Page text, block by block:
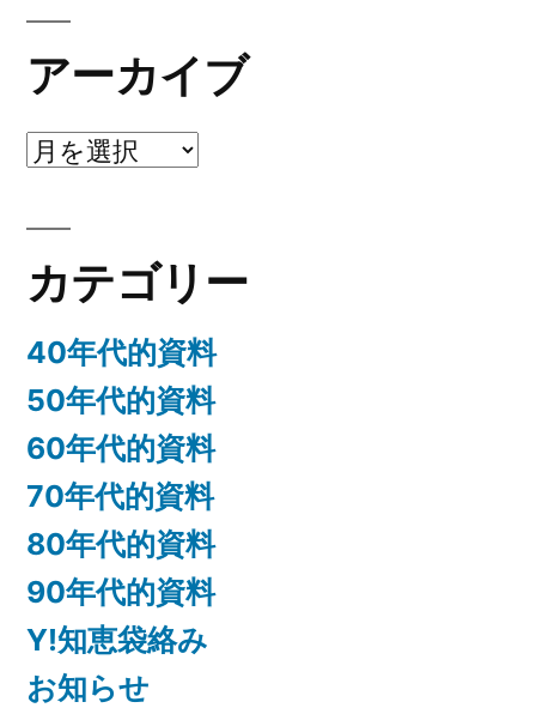
アーカイブ
ア
イ
ブ
カテゴリー
40年代的資料
50年代的資料
60年代的資料
70年代的資料
80年代的資料
90年代的資料
Y!知恵袋絡み
お知らせ